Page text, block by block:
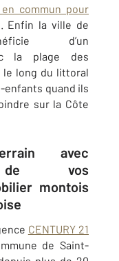
commun pour
Enfin la ville de
d’un
la plage des
le long du littoral
quand ils
sur la Côte
avec
de vos
montois
CENTURY 21
de Saint-